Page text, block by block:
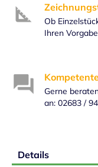
Ob
Ihren
Gerne
an: 02683 /
Details